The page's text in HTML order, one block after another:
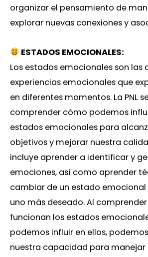
organizar el pensamiento de
explorar nuevas conexiones y
ESTADOS EMOCIONALES:
Los estados emocionales son las
experiencias emocionales que
en diferentes momentos. La PNL
comprender cómo podemos
estados emocionales para
objetivos y mejorar nuestra
incluye aprender a identificar y
emociones, así como aprender
cambiar de un estado emocional
uno más deseado. Al
funcionan los estados
podemos influir en ellos,
nuestra capacidad para manejar